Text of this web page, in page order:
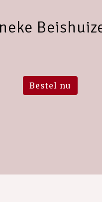
Bestel nu